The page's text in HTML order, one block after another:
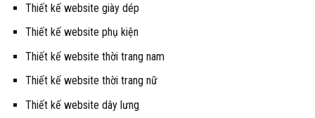
Thiết kế website giày dép
Thiết kế website phụ kiện
Thiết kế website thời trang nam
Thiết kế website thời trang nữ
Thiết kế website dây lưng